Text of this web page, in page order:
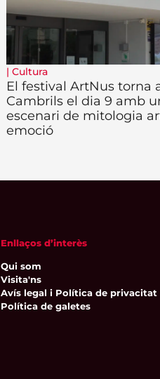
| Cultura
El festival ArtNus torna
Cambrils el dia 9 amb
escenari de mitologia
emoció
Enllaços d’interès
Qui som
Visita'ns
Avís legal i Política de privacitat
Política de galetes